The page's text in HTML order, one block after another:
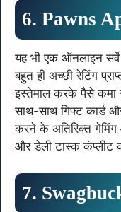
6. Pawns
यह भी एक ऑनलाइन
बहुत ही अच्छी रेटिंग
इस्तेमाल करके पैसे
साथ-साथ गिफ्ट कार्ड
करने के अतिरिक्त
और डेली टास्क
7.